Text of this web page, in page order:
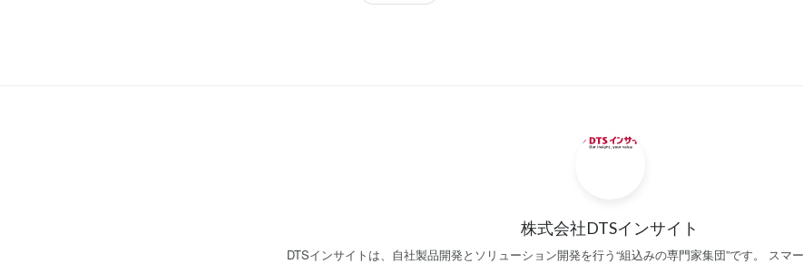
株式会社DTSインサイト
DTSインサイトは、自社製品開発とソリューション開発を行う“組込みの専門家集団”です。 スマ